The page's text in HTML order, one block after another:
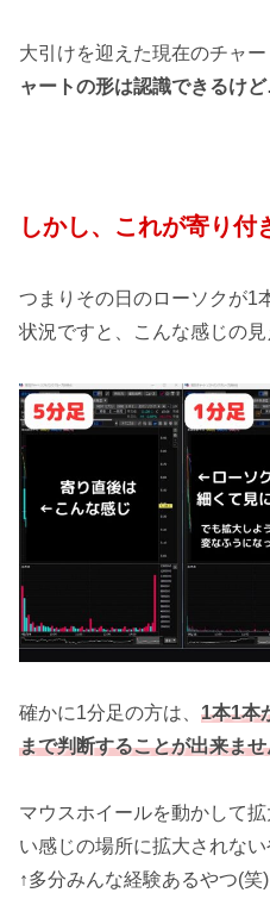
大引けを迎えた現在のチャー
ャートの形は認識できるけど
しかし、これが寄り付
つまりその日のローソクが1
状況ですと、こんな感じの見
確かに1分足の方は、 1本1本
まで判断することが出来ま
マウスホイールを動かして
い感じの場所に拡大されない
↑多分みんな経験あるやつ(笑)